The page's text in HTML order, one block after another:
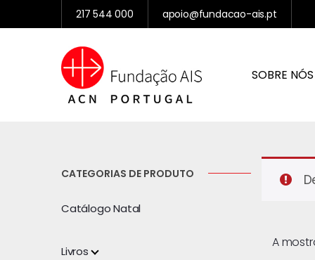
217 544 000 apoio@fundacao-ais.pt
SOBRE NÓS
A
CATEGORIAS DE PRODUTO
Catálogo Natal
Livros